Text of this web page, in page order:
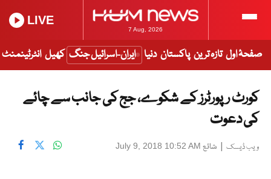
7 Aug, 2026
LIVE
صفحۂ اول تازہ ترین پاکستان دنیا ایران-اسرائیل جنگ کھیل انٹرٹینمنٹ
کورٹ رپورٹرز کے شکوے، جج کی جانب سے چائے
کی دعوت
ویب ڈیسک | شائع July 9, 2018 10:52 AM